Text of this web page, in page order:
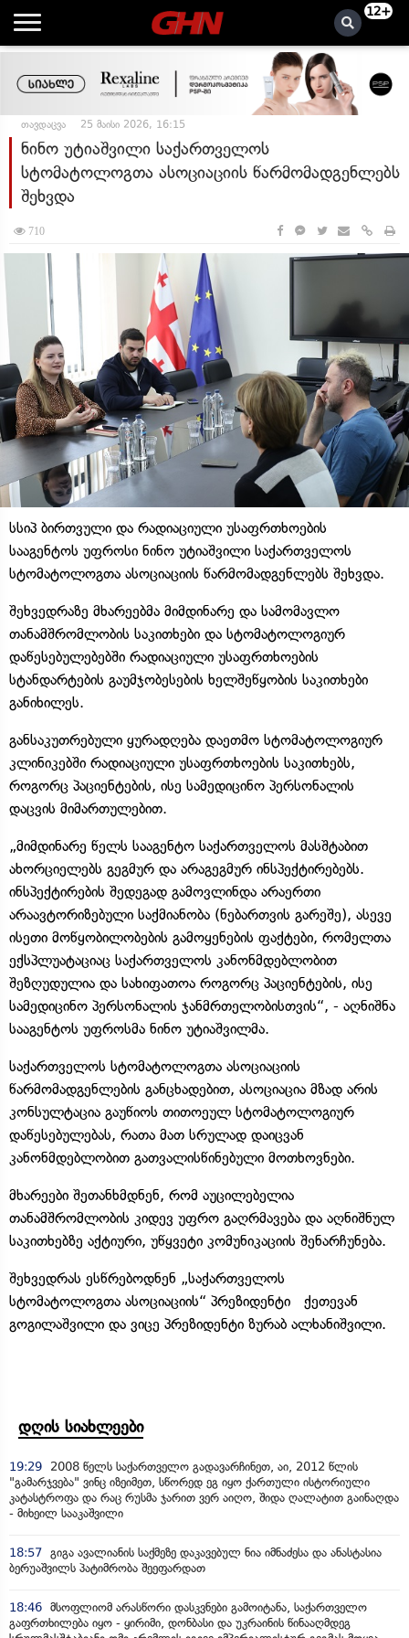
12+
თავდაცვა 25 მაისი 2026, 16:15
ნინო უტიაშვილი საქართველოს
სტომატოლოგთა ასოციაციის წარმომადგენლებს
შეხვდა
710
სსიპ ბირთვული და რადიაციული უსაფრთხოების
სააგენტოს უფროსი ნინო უტიაშვილი საქართველოს
სტომატოლოგთა ასოციაციის წარმომადგენლებს შეხვდა.
შეხვედრაზე მხარეებმა მიმდინარე და სამომავლო
თანამშრომლობის საკითხები და სტომატოლოგიურ
დაწესებულებებში რადიაციული უსაფრთხოების
სტანდარტების გაუმჯობესების ხელშეწყობის საკითხები
განიხილეს.
განსაკუთრებული ყურადღება დაეთმო სტომატოლოგიურ
კლინიკებში რადიაციული უსაფრთხოების საკითხებს,
როგორც პაციენტების, ისე სამედიცინო პერსონალის
დაცვის მიმართულებით.
„მიმდინარე წელს სააგენტო საქართველოს მასშტაბით
ახორციელებს გეგმურ და არაგეგმურ ინსპექტირებებს.
ინსპექტირების შედეგად გამოვლინდა არაერთი
არაავტორიზებული საქმიანობა (ნებართვის გარეშე), ასევე
ისეთი მოწყობილობების გამოყენების ფაქტები, რომელთა
ექსპლუატაციაც საქართველოს კანონმდებლობით
შეზღუდულია და სახიფათოა როგორც პაციენტების, ისე
სამედიცინო პერსონალის ჯანმრთელობისთვის“, - აღნიშნა
სააგენტოს უფროსმა ნინო უტიაშვილმა.
საქართველოს სტომატოლოგთა ასოციაციის
წარმომადგენლების განცხადებით, ასოციაცია მზად არის
კონსულტაცია გაუწიოს თითოეულ სტომატოლოგიურ
დაწესებულებას, რათა მათ სრულად დაიცვან
კანონმდებლობით გათვალისწინებული მოთხოვნები.
მხარეები შეთანხმდნენ, რომ აუცილებელია
თანამშრომლობის კიდევ უფრო გაღრმავება და აღნიშნულ
საკითხებზე აქტიური, უწყვეტი კომუნიკაციის შენარჩუნება.
შეხვედრას ესწრებოდნენ „საქართველოს
სტომატოლოგთა ასოციაციის“ პრეზიდენტი ქეთევან
გოგილაშვილი და ვიცე პრეზიდენტი ზურაბ ალხანიშვილი.
დღის სიახლეები
19:29
2008 წელს საქართველო გადავარჩინეთ, აი, 2012 წლის
"გამარჯვება" ვინც იზეიმეთ, სწორედ ეგ იყო ქართული ისტორიული
კატასტროფა და რაც რუსმა ჯარით ვერ აიღო, შიდა ღალატით გაინაღდა
- მიხეილ სააკაშვილი
18:57 გიგა ავალიანის საქმეზე დაკავებულ ნია იმნაძესა და ანასტასია
ბერუაშვილს პატიმრობა შეეფარდათ
18:46 მსოფლიომ არასწორი დასკვნები გამოიტანა, საქართველო
გაფრთხილება იყო - ყირიმი, დონბასი და უკრაინის წინააღმდეგ